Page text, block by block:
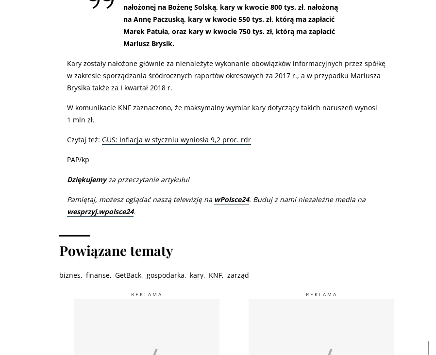
nałożonej na Bożenę Solską, kary w kwocie 800 tys. zł, nałożoną
na Annę Paczuską, kary w kwocie 550 tys. zł, którą ma zapłacić
Marek Patuła, oraz kary w kwocie 750 tys. zł, którą ma zapłacić
Mariusz Brysik.
Kary zostały nałożone głównie za nienależyte wykonanie obowiązków informacyjnych przez spółkę
w zakresie sporządzania śródrocznych raportów okresowych za 2017 r., a w przypadku Mariusza
Brysika także za I kwartał 2018 r.
W komunikacie KNF zaznaczono, że maksymalny wymiar kary dotyczący takich naruszeń wynosi
1 mln zł.
Czytaj też: GUS: Inflacja w styczniu wyniosła 9,2 proc. rdr
PAP/kp
Dziękujemyza przeczytanie artykułu!
Pamiętaj, możesz oglądać naszą telewizję na wPolsce24. Buduj z nami niezależne media na
wesprzyj.wpolsce24.
Powiązane tematy
biznes finanse GetBack gospodarka kary KNF zarząd